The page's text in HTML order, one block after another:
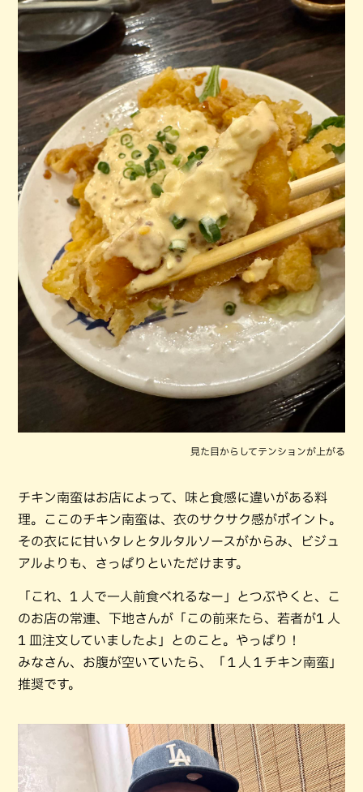
見た目からしてテンションが上がる
チキン南蛮はお店によって、味と食感に違いがある料
理。ここのチキン南蛮は、衣のサクサク感がポイント。
その衣にに甘いタレとタルタルソースがからみ、ビジュ
アルよりも、さっぱりといただけます。
「これ、1 人で一人前食べれるなー」とつぶやくと、こ
のお店の常連、下地さんが「この前来たら、若者が1 人
1 皿注文していましたよ」とのこと。やっぱり！
みなさん、お腹が空いていたら、「１人１チキン南蛮」
推奨です。